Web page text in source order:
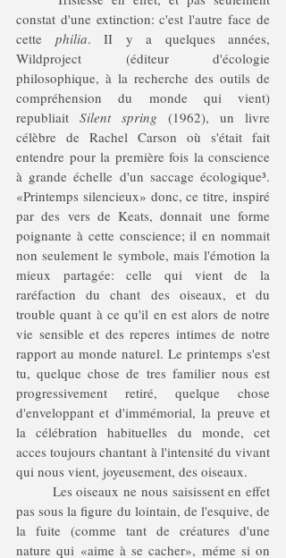
constat d'une extinction: c'est l'autre face de
cette philia. II y a quelques années,
Wildproject (éditeur d'écologie
philosophique, à la recherche des outils de
compréhension du monde qui vient)
republiait Silent spring (1962), un livre
célèbre de Rachel Carson où s'était fait
entendre pour la première fois la conscience
à grande échelle d'un saccage écologique³.
«Printemps silencieux» donc, ce titre, inspiré
par des vers de Keats, donnait une forme
poignante à cette conscience; il en nommait
non seulement le symbole, mais l'émotion la
mieux partagée: celle qui vient de la
raréfaction du chant des oiseaux, et du
trouble quant à ce qu'il en est alors de notre
vie sensible et des reperes intimes de notre
rapport au monde naturel. Le printemps s'est
tu, quelque chose de tres familier nous est
progressivement retiré, quelque chose
d'enveloppant et d'immémorial, la preuve et
la célébration habituelles du monde, cet
acces toujours chantant à l'intensité du vivant
qui nous vient, joyeusement, des oiseaux.
pas sous la figure du lointain, de l'esquive, de
la fuite (comme tant de créatures d'une
nature qui «aime à se cacher», méme si on